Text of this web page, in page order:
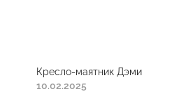
Кресло-маятник Дэми
10.02.2025